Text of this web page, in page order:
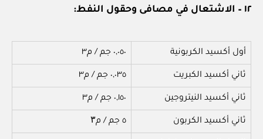
١٢ – الاشتعال في مصافى وحقول النفط:
أول أكسيد الكربونية ٠,٠٥٠ جم / م٣
ثاني أكسيد الكبريت ٠,٠٣٥ جم / م٣
ثاني أكسيد النيتروجين ٠,١٥٠ جم / م٣
ثاني أكسيد الكربون ٥ جم / م۳